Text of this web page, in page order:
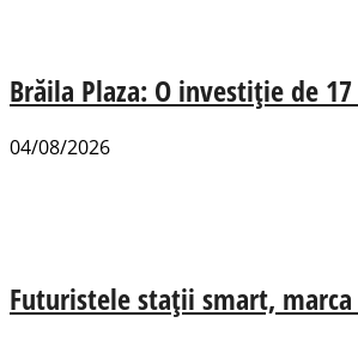
Brăila Plaza: O investiție de
04/08/2026
Futuristele stații smart,